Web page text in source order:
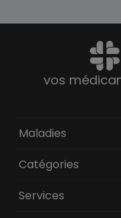
vos
Maladies
Catégories
Services